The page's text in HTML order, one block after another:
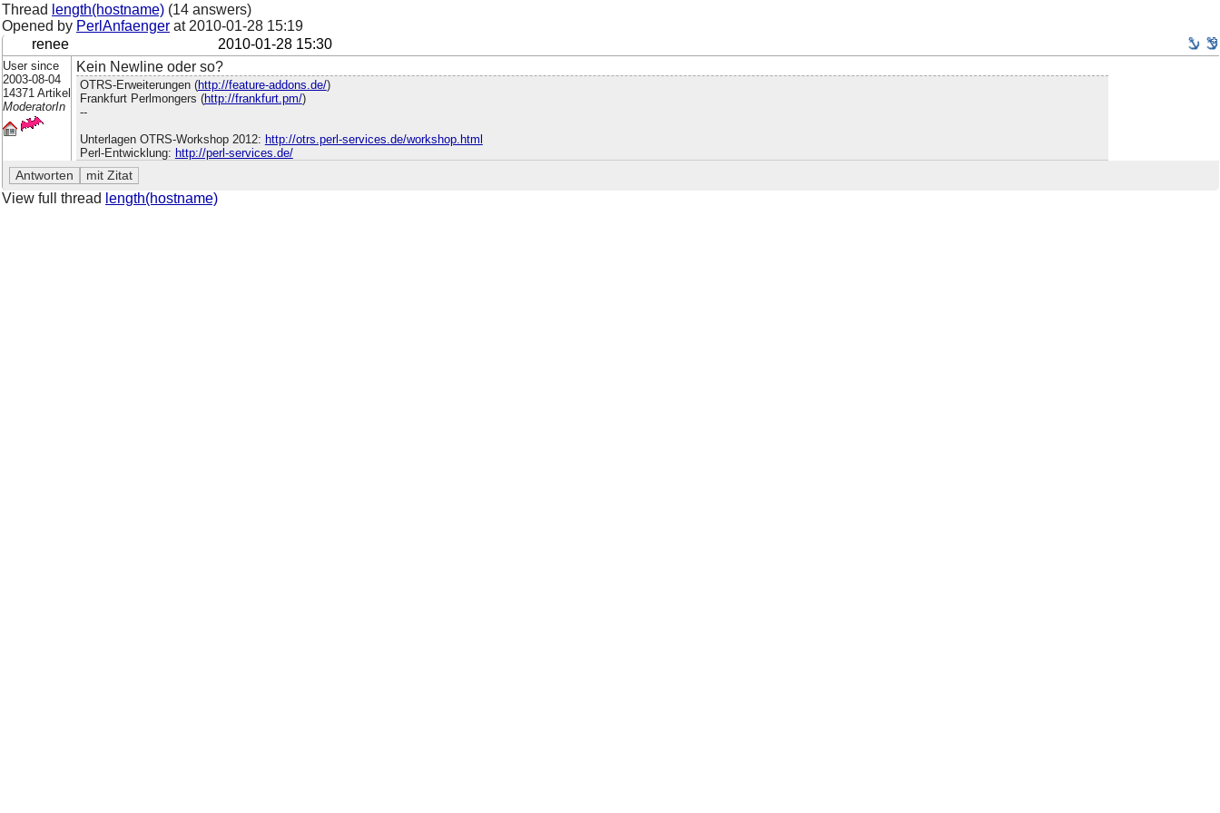
Thread length(hostname) (14 answers)
Opened by PerlAnfaenger at 2010-01-28 15:19
renee
2010-01-28 15:30
User since
2003-08-04
14371 Artikel
ModeratorIn
Kein Newline oder so?
OTRS-Erweiterungen (http://feature-addons.de/)
Frankfurt Perlmongers (http://frankfurt.pm/)
--
Unterlagen OTRS-Workshop 2012: http://otrs.perl-services.de/workshop.html
Perl-Entwicklung: http://perl-services.de/
View full thread length(hostname)